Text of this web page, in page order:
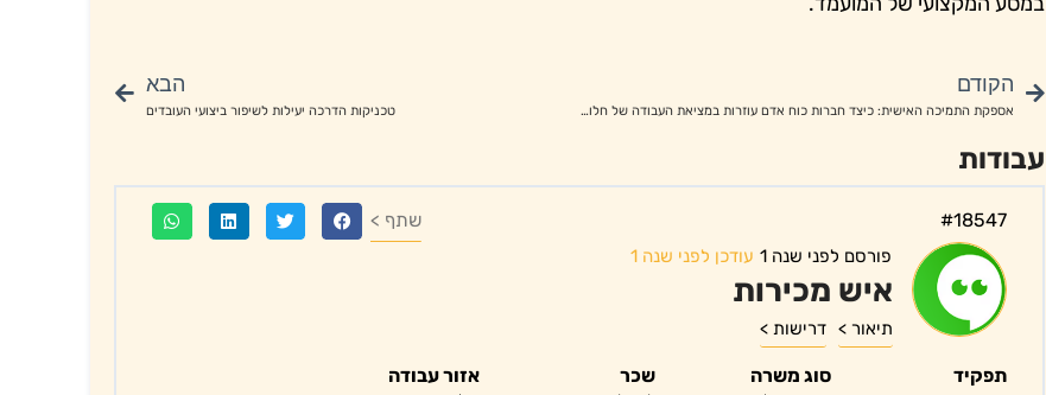
הקודם
אספקת התמיכה האישית: כיצד חברות כוח אדם עוזרות במציאת העבודה של חלומותיך
הבא
טכניקות הדרכה יעילות לשיפור ביצועי העובדים
עבודות
#18547 שתף >
פורסם לפני שנה 1 עודכן לפני שנה 1
איש מכירות
תיאור > דרישות >
תפקיד סוג משרה שכר אזור עבודה